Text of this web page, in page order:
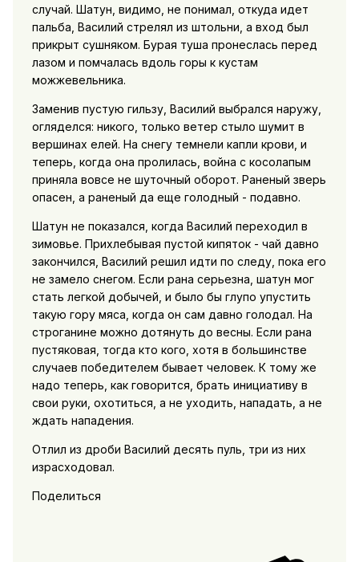
случай. Шатун, видимо, не понимал, откуда идет
пальба, Василий стрелял из штольни, а вход был
прикрыт сушняком. Бурая туша пронеслась перед
лазом и помчалась вдоль горы к кустам
можжевельника.
3аменив пустую гильзу, Василий выбрался наружу,
огляделся: никого, только ветер стыло шумит в
вершинах елей. На снегу темнели капли крови, и
теперь, когда она пролилась, война с косолапым
приняла вовсе не шуточный оборот. Раненый зверь
опасен, а раненый да еще голодный - подавно.
Шатун не показался, когда Василий переходил в
зимовье. Прихлебывая пустой кипяток - чай давно
закончился, Василий решил идти по следу, пока его
не замело снегом. Если рана серьезна, шатун мог
стать легкой добычей, и было бы глупо упустить
такую гору мяса, когда он сам давно голодал. На
строганине можно дотянуть до весны. Если рана
пустяковая, тогда кто кого, хотя в большинстве
случаев победителем бывает человек. К тому же
надо теперь, как говорится, брать инициативу в
свои руки, охотиться, а не уходить, нападать, а не
ждать нападения.
Отлил из дроби Василий десять пуль, три из них
израсходовал.
Поделиться